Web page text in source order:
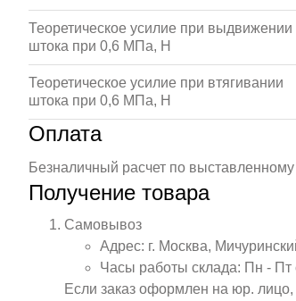
Теоретическое усилие при выдвижении
штока при 0,6 МПа, Н
Теоретическое усилие при втягивании
штока при 0,6 МПа, Н
Оплата
Безналичный расчет по выставленному
Получение товара
Самовывоз
Адрес: г. Москва,
Часы работы склада: Пн - Пт
Если заказ оформлен на юр. лицо,